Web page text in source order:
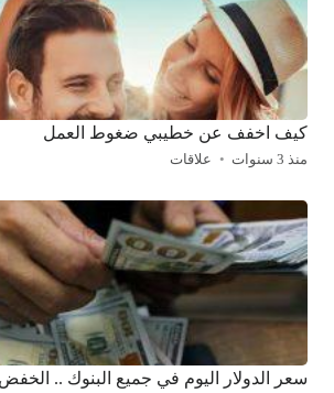
كيف اخفف عن خطيبي ضغوط العمل
منذ 3 سنوات علاقات
سعر الدولار اليوم في جميع البنوك .. الخفض